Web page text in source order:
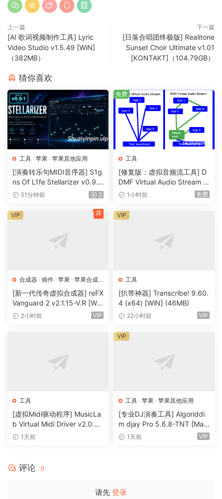
许或拒绝什么。
连接警报
每当有应用程序想要连接到互联网时，Little Snitch 都会显示连
接警报，以便您允许或拒绝连接。未经您的同意，不会传输任
何数据。
静默模式
使用静默模式，新连接将首先自动允许。这样您就不会受到干
扰，您可以在以后有空时做出最终决定。
使用 Little Snitch 网络监视器取消隐藏 Mac 的秘密网络活动
– 跟踪跟踪器 – 跟踪从您的 Mac 到全球服务器的连接。
协议。
– 实时洞察 – 实时分析 Mac 的网络活动。
按应用程序、域或国家/地区，将连接分组到不同的层次结构
中，并清楚地查看哪些应用程序与谁连接以及在哪里连接。
重新设计的交互式流量图可让您深入了解 Mac 当前和过去的网
络活动。发现长达十二个月内的通信模式和异常数据传输。
更智能地搜索
使用灵活的搜索令牌，按应用程序、主机名、国家/地区、城市
一目了然的基本信息
黑名单。比以往更容易
从按主题组织的精选黑名单中进行选择，只需单击几下即可激
活它们。每日更新确保您的黑名单始终准确无误。支持基于 IP
内置 DNS 加密
上一篇
[AI 歌词视频制作工具] Lyric
Video Studio v1.5.49 [WiN]
（382MB）
下一篇
[日落合唱团终极版] Realitone
Sunset Choir Ultimate v1.01
[KONTAKT]（104.79GB）
猜你喜欢
工具 · 苹果 · 苹果其他应用
[演奏转乐句MIDI音序器] S1g
ns Of L1fe Stellarizer v0.9.1
BETA-ARCADiA [WiN, MacO
51分钟前 2
工具
[修复版：虚拟音频流工具] D
DMF Virtual Audio Stream v
2.0.2 x32 x64 Rev5-itUsed
1小时前 免费
免费
合成器 · 插件 · 苹果 · 苹果合成
器
[新一代传奇虚拟合成器] reFX
Vanguard 2 v2.1.15-V.R [Wi
N, MacOSX]（184MB+240
2小时前 VIP
VIP 荐
工具
[扒带神器] Transcribe! 9.60.
4 (x64) [WiN] (46MB)
22小时前 VIP
VIP
工具
[虚拟Midi驱动程序] MusicLa
b Virtual Midi Driver v2.0.3-
R2R [WiN]（0.5MB）
1天前
工具 · 苹果 · 苹果其他应用
[专业DJ演奏工具] Algoriddi
m djay Pro 5.6.8-TNT [Mac
OSX]（290MB）
1天前 VIP
VIP
评论 0
请先 登录